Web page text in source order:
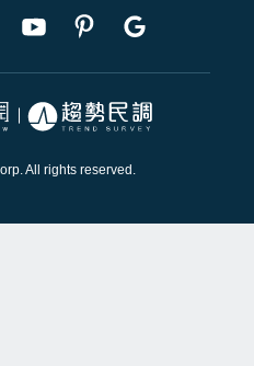
All rights reserved.